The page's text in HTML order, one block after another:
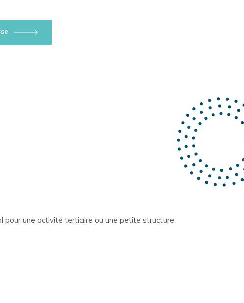
pour une activité tertiaire ou une petite structure